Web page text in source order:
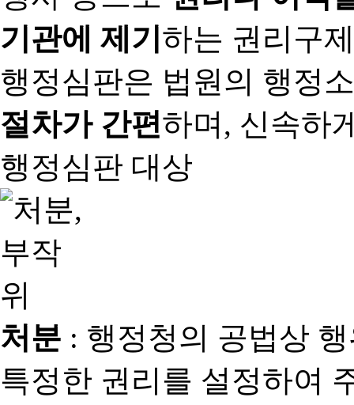
기관에 제기하는 권리구
행정심판은 법원의 행정
절차가 간편하며, 신속하
행정심판 대상
처분 : 행정청의 공법상
특정한 권리를 설정하여